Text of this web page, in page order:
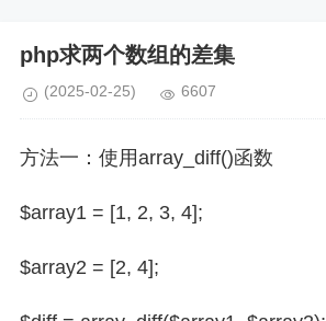
php求两个数组的差集
(2025-02-25) 6607
方法一：使用array_diff()函数
$array1 = [1, 2, 3, 4];
$array2 = [2, 4];